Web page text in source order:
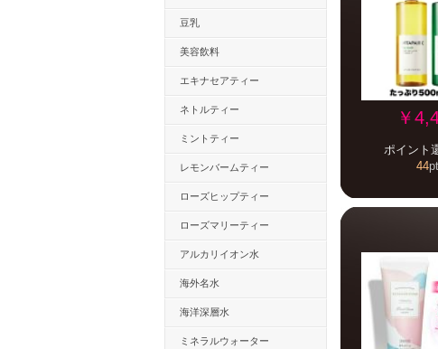
豆乳
美容飲料
エキナセアティー
ネトルティー
ミントティー
レモンバームティー
ローズヒップティー
ローズマリーティー
アルカリイオン水
海外名水
海洋深層水
ミネラルウォーター
￥
ポイント
44pt